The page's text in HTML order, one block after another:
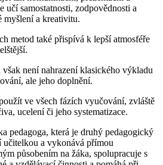
učí samostatnosti, zodpovědnosti a
a kreativitu.
metod také přispívá k lepší atmosféře
není nahrazení klasického výkladu
ale jeho doplnění.
ve všech fázích vyučování, zvláště
ucelení či jeho systematizace.
pedagoga, která je druhý pedagogický
učitelkou a vykonává přímou
působením na žáka, spolupracuje s